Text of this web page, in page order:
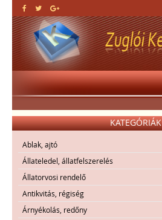
KATEGÓRIÁK
Ablak, ajtó
Állateledel, állatfelszerelés
Állatorvosi rendelő
Antikvitás, régiség
Árnyékolás, redőny